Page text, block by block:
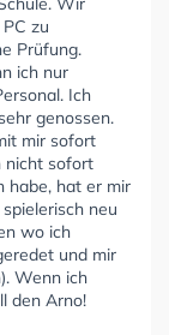
zu
Prüfung.
ich nur
Ich
genossen.
mir sofort
nicht sofort
habe, hat er mir
neu
wo ich
und mir
Wenn ich
den Arno!